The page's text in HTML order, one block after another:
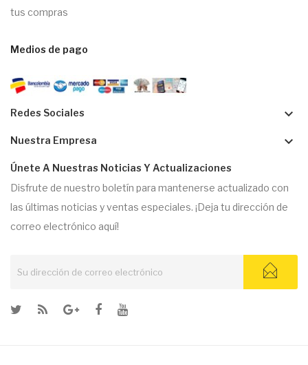
tus compras
Medios de pago
Redes Sociales keyboard_arrow_down
Nuestra Empresa keyboard_arrow_down
Únete A Nuestras Noticias Y Actualizaciones
Disfrute de nuestro boletín para mantenerse actualizado con
las últimas noticias y ventas especiales. ¡Deja tu dirección de
correo electrónico aquí!